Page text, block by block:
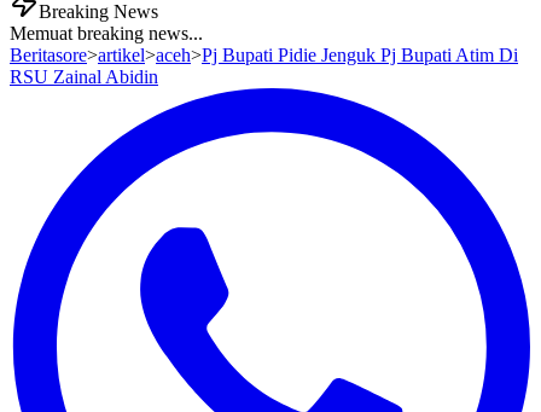
Breaking News
Memuat breaking news...
Beritasore>artikel>aceh>Pj Bupati Pidie Jenguk Pj Bupati Atim Di
RSU Zainal Abidin